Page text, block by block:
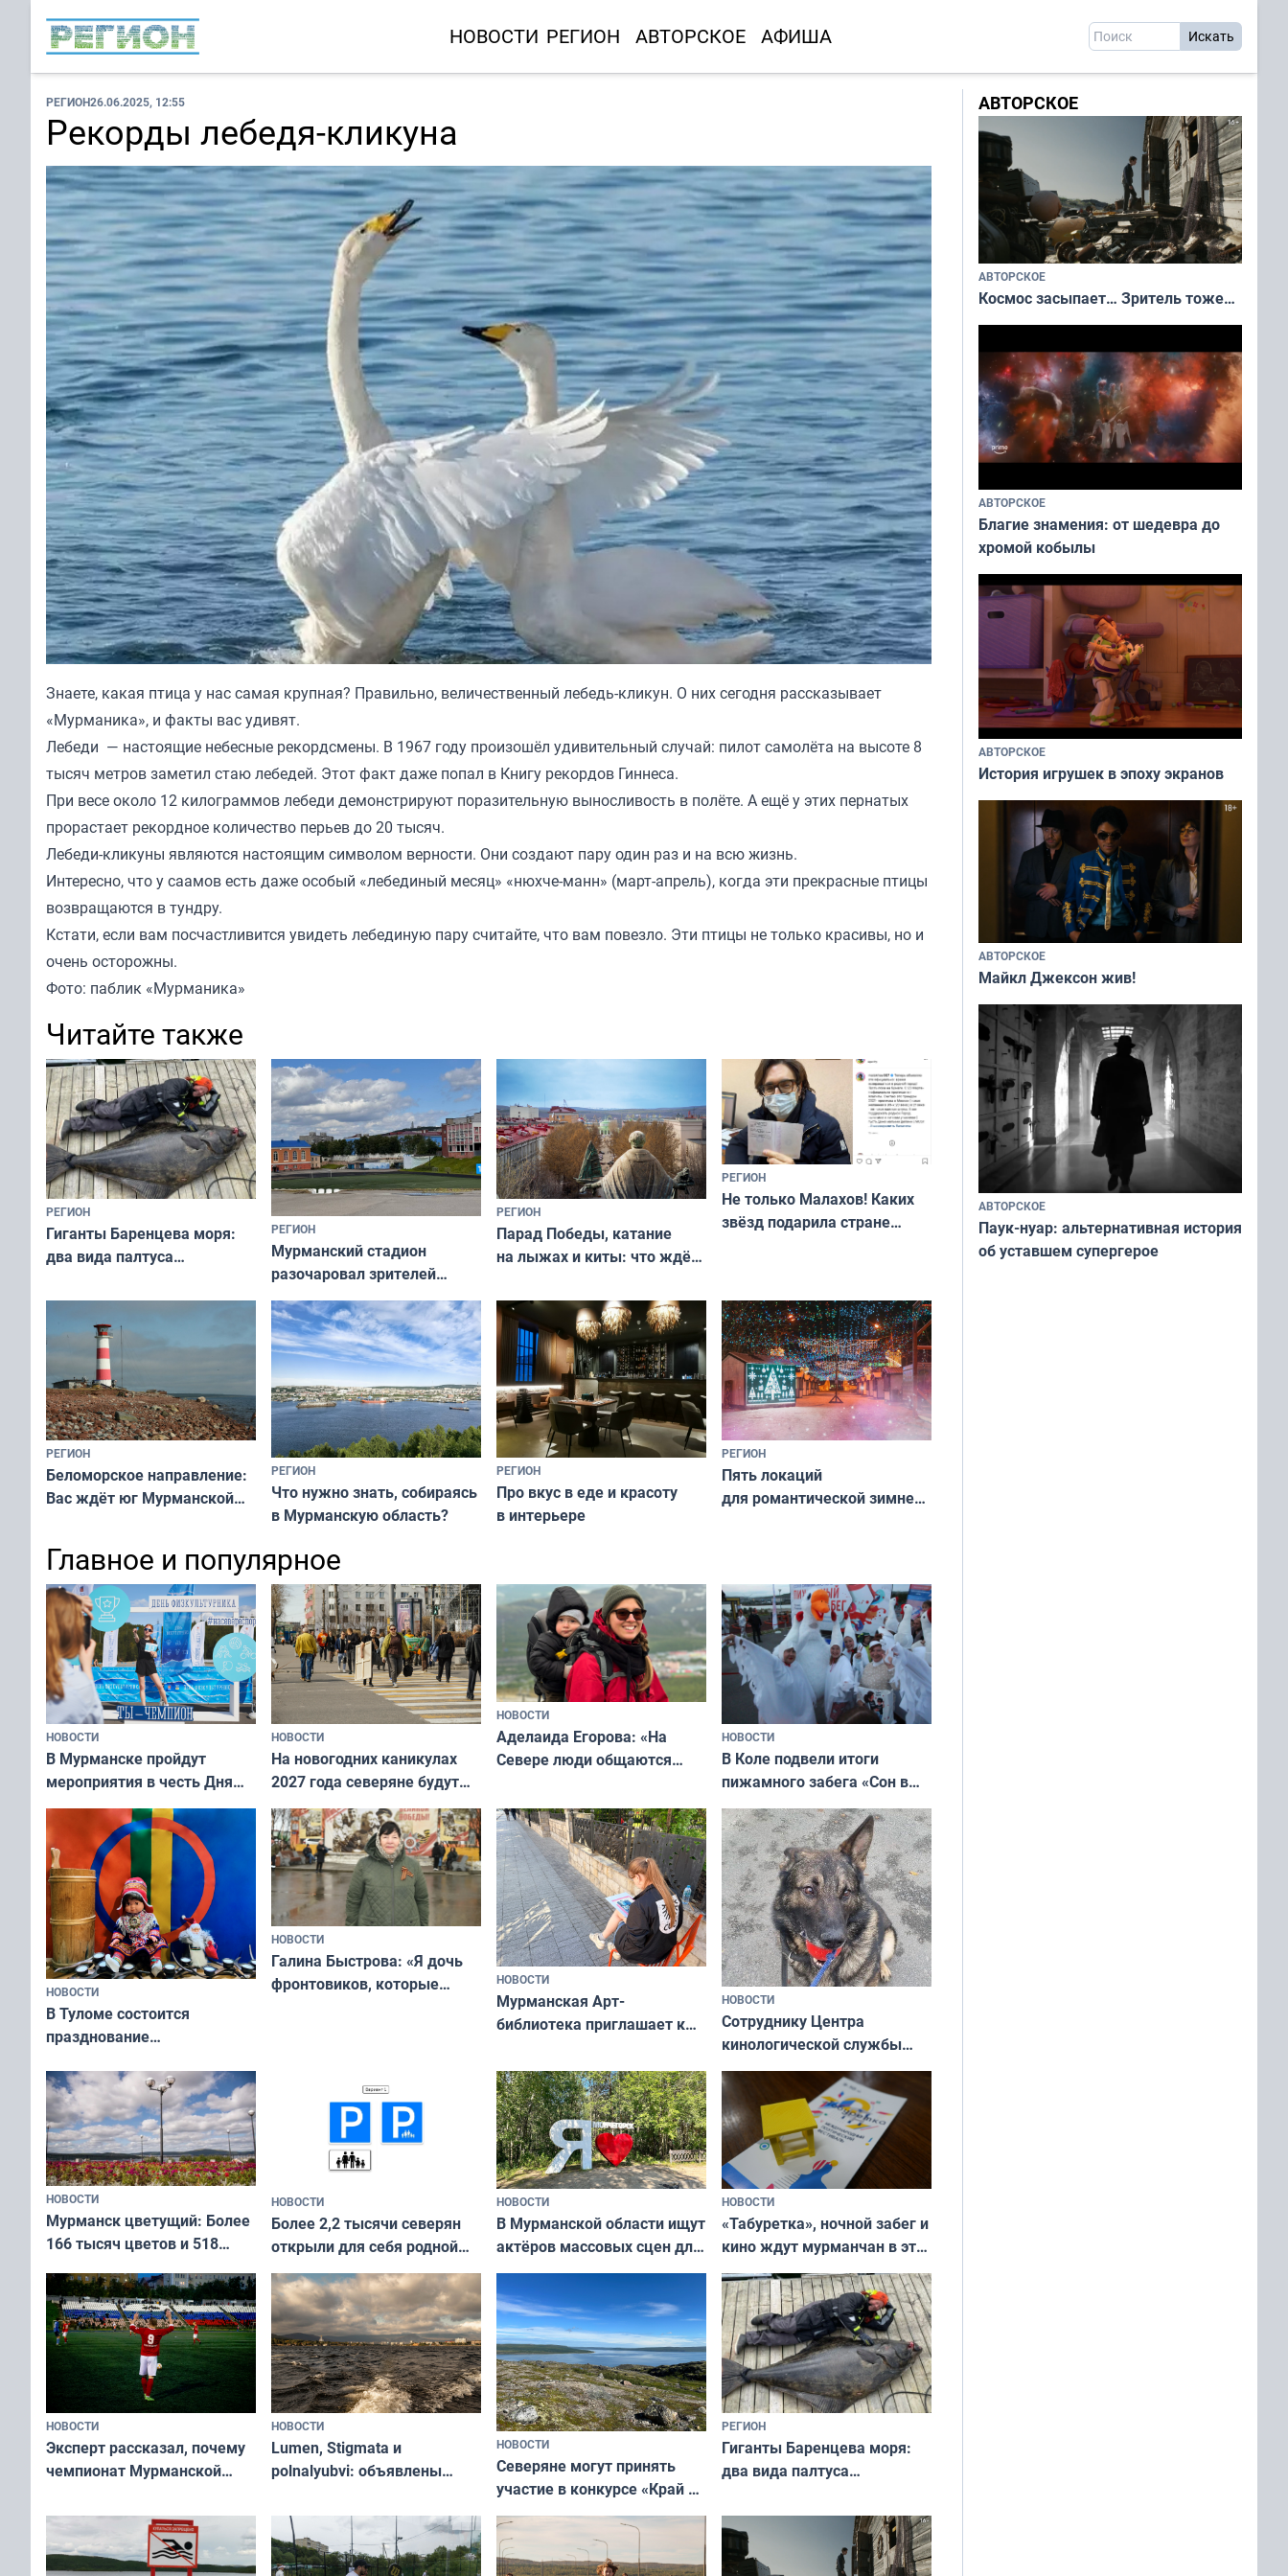
НОВОСТИ РЕГИОН АВТОРСКОЕ АФИША
РЕГИОН26.06.2025, 12:55
Рекорды лебедя-кликуна
Знаете, какая птица у нас самая крупная? Правильно, величественный лебедь-кликун. О них сегодня рассказывает
«Мурманика», и факты вас удивят.
Лебеди — настоящие небесные рекордсмены. В 1967 году произошёл удивительный случай: пилот самолёта на высоте 8
тысяч метров заметил стаю лебедей. Этот факт даже попал в Книгу рекордов Гиннеса.
При весе около 12 килограммов лебеди демонстрируют поразительную выносливость в полёте. А ещё у этих пернатых
прорастает рекордное количество перьев до 20 тысяч.
Лебеди-кликуны являются настоящим символом верности. Они создают пару один раз и на всю жизнь.
Интересно, что у саамов есть даже особый «лебединый месяц» «нюхче-манн» (март-апрель), когда эти прекрасные птицы
возвращаются в тундру.
Кстати, если вам посчастливится увидеть лебединую пару считайте, что вам повезло. Эти птицы не только красивы, но и
очень осторожны.
Фото: паблик «Мурманика»
Читайте также
РЕГИОН
Гиганты Баренцева моря:
два вида палтуса
РЕГИОН
Мурманский стадион
разочаровал зрителей
матчей регионального
чемпионата
РЕГИОН
Парад Победы, катание
на лыжах и киты: что ждёт
на майские праздники
РЕГИОН
Не только Малахов! Каких
звёзд подарила стране
РЕГИОН
Беломорское направление:
Вас ждёт юг Мурманской
РЕГИОН
Что нужно знать, собираясь
в Мурманскую область?
РЕГИОН
Про вкус в еде и красоту
в интерьере
РЕГИОН
Пять локаций
для романтической зимней
Главное и популярное
НОВОСТИ
В Мурманске пройдут
мероприятия в честь Дня
физкультурника
НОВОСТИ
На новогодних каникулах
2027 года северяне будут
отдыхать 11 дней
НОВОСТИ
Аделаида Егорова: «На
Севере люди общаются
а потому что
ты им интересен»
НОВОСТИ
В Коле подвели итоги
пижамного забега «Сон в
Олимпийскую ночь»
НОВОСТИ
В Туломе состоится
празднование
коренных народов мира
НОВОСТИ
Галина Быстрова: «Я дочь
фронтовиков, которые
НОВОСТИ
Мурманская Арт-
библиотека приглашает к
и фотографов
НОВОСТИ
Сотруднику Центра
кинологической службы
ищут новый дом
НОВОСТИ
Мурманск цветущий: Более
166 тысяч цветов и 518
НОВОСТИ
Более 2,2 тысячи северян
открыли для себя родной
край в рамках проекта
«Туризм для своих»
НОВОСТИ
В Мурманской области ищут
актёров массовых сцен для
съёмок в
короткометражном фильме
НОВОСТИ
«Табуретка», ночной забег и
кино ждут мурманчан в эти
выходные
НОВОСТИ
Эксперт рассказал, почему
чемпионат Мурманской
незамеченным
НОВОСТИ
Lumen, Stigmata и
polnalyubvi: объявлены
«Имандра» в 2026 года
НОВОСТИ
Северяне могут принять
участие в конкурсе «Край у
северной границы: фотогид
по Печенгскому округу»
РЕГИОН
Гиганты Баренцева моря:
два вида палтуса
АВТОРСКОЕ
АВТОРСКОЕ
Космос засыпает… Зритель тоже…
АВТОРСКОЕ
Благие знамения: от шедевра до
хромой кобылы
АВТОРСКОЕ
История игрушек в эпоху экранов
АВТОРСКОЕ
Майкл Джексон жив!
АВТОРСКОЕ
Паук-нуар: альтернативная история
об уставшем супергерое